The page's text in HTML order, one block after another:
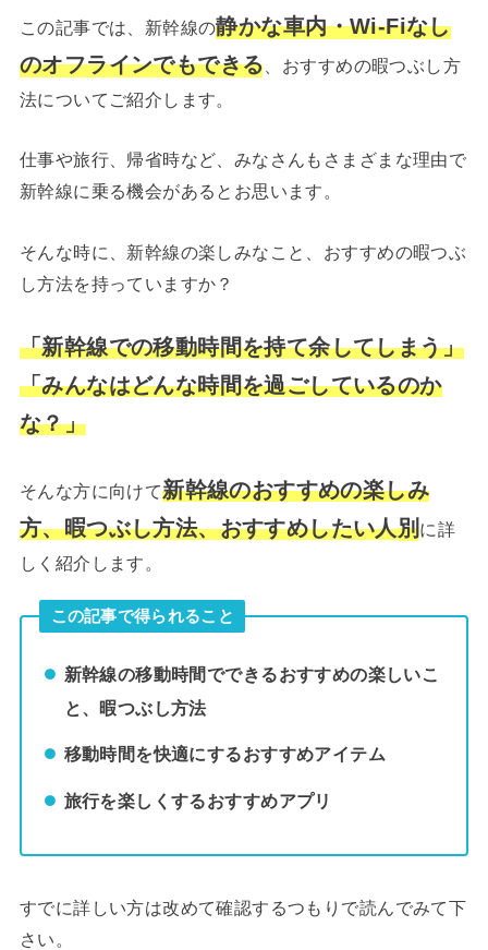
この記事では、新幹線の静かな車内・Wi-Fiなし
のオフラインでもできる 、おすすめの暇つぶし方
法についてご紹介します。
仕事や旅行、帰省時など、みなさんもさまざまな理由で
新幹線に乗る機会があるとお思います。
そんな時に、新幹線の楽しみなこと、おすすめの暇つぶ
し方法を持っていますか？
「新幹線での移動時間を持て余してしまう」
「みんなはどんな時間を過ごしているのか
な？」
そんな方に向けて新幹線のおすすめの楽しみ
方、暇つぶし方法、おすすめしたい人別に詳
しく紹介します。
この記事で得られること
新幹線の移動時間でできるおすすめの楽しいこ
と、暇つぶし方法
移動時間を快適にするおすすめアイテム
旅行を楽しくするおすすめアプリ
すでに詳しい方は改めて確認するつもりで読んでみて下
さい。